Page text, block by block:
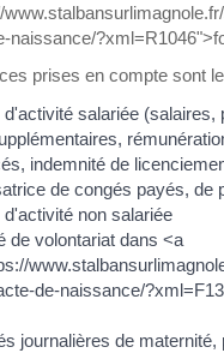
naissance/
prises en compte sont
d'activité salariée (salaires,
indemnité de
de congés payés, de
non salariée
de volontariat dans <a
de-naissance/
journalières de maternité,